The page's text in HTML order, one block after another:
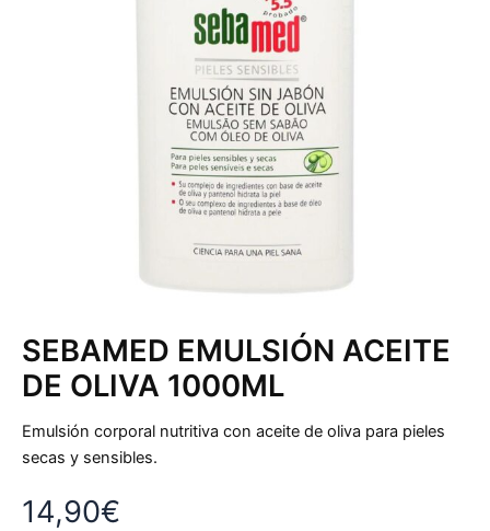
SEBAMED EMULSIÓN ACEITE
DE OLIVA 1000ML
Emulsión corporal nutritiva con aceite de oliva para pieles
secas y sensibles.
14,90€